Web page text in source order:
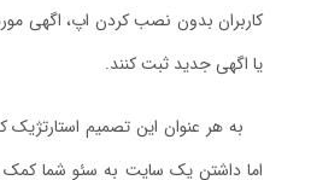
کاربران بدون نصب کردن اپ، اگهی
یا اگهی جدید ثبت کنند.
به هر عنوان این تصمیم
اما داشتن یک سایت به سئو شما کمک